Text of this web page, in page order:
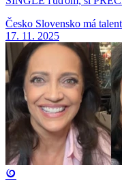
Česko Slovensko má talent
17. 11. 2025